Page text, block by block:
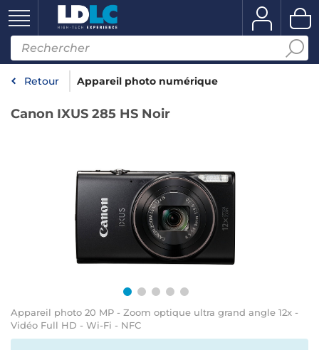
Retour Appareil photo numérique
Canon IXUS 285 HS Noir
Appareil photo 20 MP - Zoom optique ultra grand angle 12x -
Vidéo Full HD - Wi-Fi - NFC